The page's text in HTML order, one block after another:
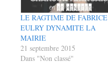
LE RAGTIME DE FABRICE
EULRY DYNAMITE LA
MAIRIE
21 septembre 2015
Dans "Non classé"